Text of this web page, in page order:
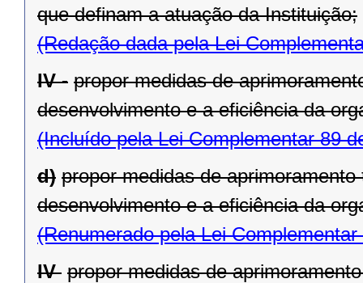
que definam a atuação da Instituição;
(Redação dada pela Lei
IV - propor medidas de
desenvolvimento e a eficiência da
(Incluído pela Lei Complementar 89
d) propor medidas de
desenvolvimento e a eficiência da
(Renumerado pela Lei
IV  propor medidas de